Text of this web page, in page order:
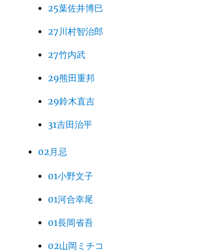
25葉佐井博巳
27川村智治郎
27竹内武
29熊田重邦
29鈴木直吉
31吉田治平
02月忌
01小野文子
01河合幸尾
01長岡省吾
02山岡ミチコ